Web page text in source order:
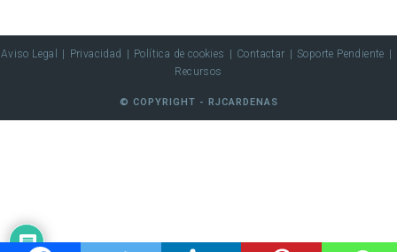
Aviso Legal Privacidad Política de cookies Contactar
Soporte Pendiente
Recursos
© COPYRIGHT - RJCARDENAS